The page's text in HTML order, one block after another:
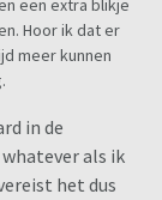
een extra blikje
Hoor ik dat er
meer kunnen
in de
als ik
het dus